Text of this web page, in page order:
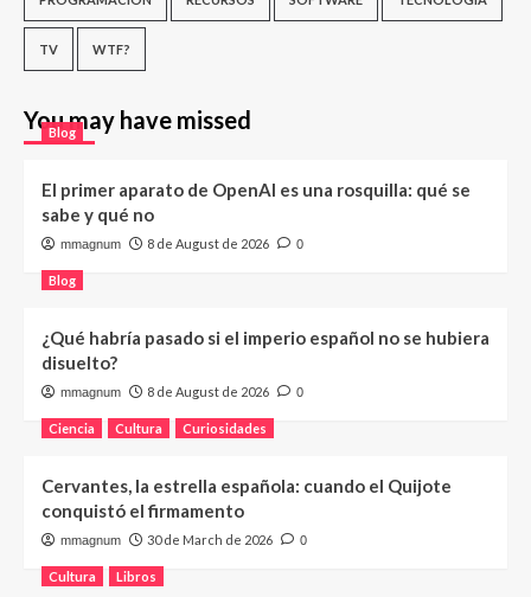
TV WTF?
You may have missed
Blog
El primer aparato de OpenAI es una rosquilla: qué se
sabe y qué no
mmagnum 8 de August de 2026 0
Blog
¿Qué habría pasado si el imperio español no se hubiera
disuelto?
mmagnum 8 de August de 2026 0
Ciencia Cultura Curiosidades
Cervantes, la estrella española: cuando el Quijote
conquistó el firmamento
mmagnum 30 de March de 2026 0
Cultura Libros